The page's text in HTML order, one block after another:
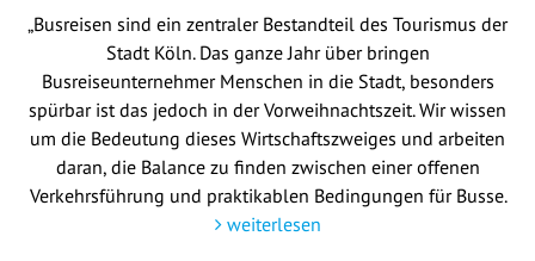
„Busreisen sind ein zentraler Bestandteil des Tourismus der
Stadt Köln. Das ganze Jahr über bringen
Busreiseunternehmer Menschen in die Stadt, besonders
spürbar ist das jedoch in der Vorweihnachtszeit. Wir wissen
um die Bedeutung dieses Wirtschaftszweiges und arbeiten
daran, die Balance zu finden zwischen einer offenen
Verkehrsführung und praktikablen Bedingungen für Busse.
weiterlesen